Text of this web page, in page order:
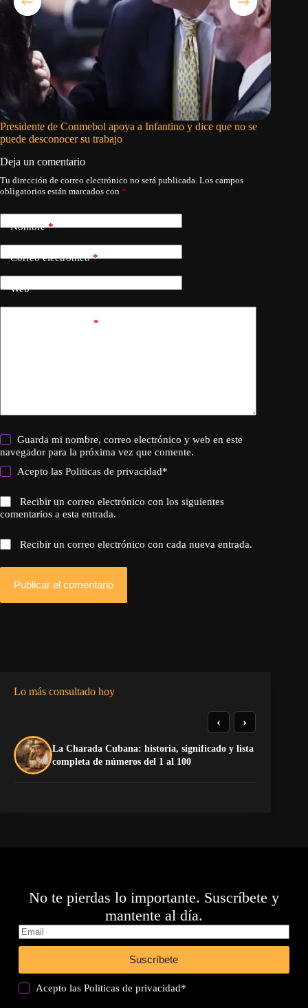
Presidente de Conmebol apoya a Infantino y dice que no se
puede desconocer su trabajo
Deja un comentario
Tu dirección de correo electrónico no será publicada. Los campos
obligatorios están marcados con *
Nombre*
Correo electrónico*
Web
*
Guarda mi nombre, correo electrónico y web en este
navegador para la próxima vez que comente.
Acepto lasPoliticas de privacidad*
Recibir un correo electrónico con los siguientes
comentarios a esta entrada.
Recibir un correo electrónico con cada nueva entrada.
Publicar el comentario
Lo más consultado hoy
La Charada Cubana: historia, significado y lista
completa de números del 1 al 100
‹ ›
No te pierdas lo importante. Suscríbete y
mantente al día.
Suscríbete
Acepto lasPoliticas de privacidad*